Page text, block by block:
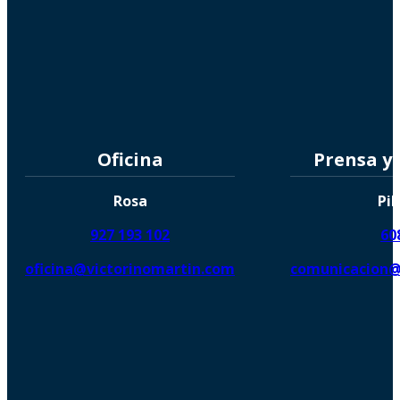
Oficina
Rosa
927 193 102
oficina@victorinomartin.com
Prensa